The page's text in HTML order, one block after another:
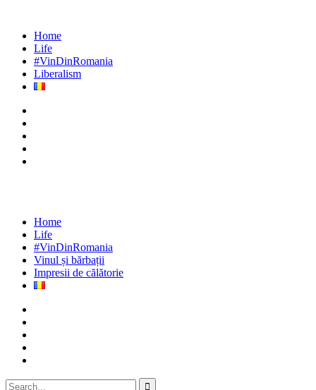
Home
Life
#VinDinRomania
Liberalism
Home
Life
#VinDinRomania
Vinul și bărbații
Impresii de călătorie